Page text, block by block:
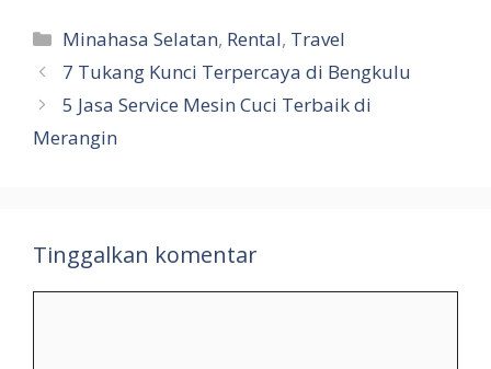
Kategori
Minahasa Selatan, Rental, Travel
7 Tukang Kunci Terpercaya di Bengkulu
5 Jasa Service Mesin Cuci Terbaik di
Merangin
Tinggalkan komentar